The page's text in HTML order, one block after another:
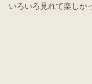
いろいろ見れて楽しか